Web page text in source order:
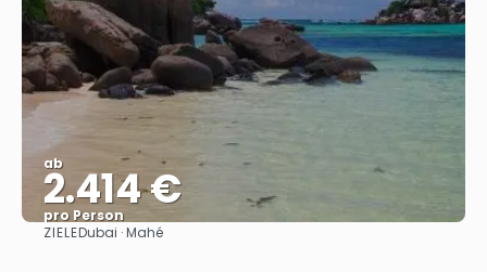
ab
2.414 €
pro Person
ZIELEDubai · Mahé